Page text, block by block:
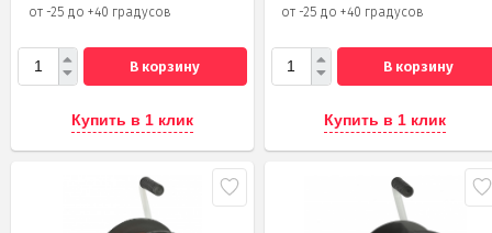
от -25 до +40 градусов
В корзину
Купить в 1 клик
от -25 до +40 градусов
В корзину
Купить в 1 клик